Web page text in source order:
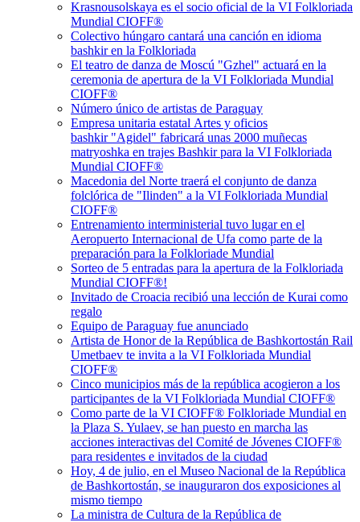
Krasnousolskaya es el socio oficial de la VI Folkloriada
Mundial CIOFF®
Colectivo húngaro cantará una canción en idioma
bashkir en la Folkloriada
El teatro de danza de Moscú "Gzhel" actuará en la
ceremonia de apertura de la VI Folkloriada Mundial
CIOFF®
Número único de artistas de Paraguay
Empresa unitaria estatal Artes y oficios
bashkir "Agidel" fabricará unas 2000 muñecas
matryoshka en trajes Bashkir para la VI Folkloriada
Mundial CIOFF®
Macedonia del Norte traerá el conjunto de danza
folclórica de "Ilinden" a la VI Folkloriada Mundial
CIOFF®
Entrenamiento interministerial tuvo lugar en el
Aeropuerto Internacional de Ufa como parte de la
preparación para la Folkloriade Mundial
Sorteo de 5 entradas para la apertura de la Folkloriada
Mundial CIOFF®️!
Invitado de Croacia recibió una lección de Kurai como
regalo
Equipo de Paraguay fue anunciado
Artista de Honor de la República de Bashkortostán Rail
Umetbaev te invita a la VI Folkloriada Mundial
CIOFF®️
Cinco municipios más de la república acogieron a los
participantes de la VI Folkloriada Mundial CIOFF®️
Como parte de la VI CIOFF®️ Folkloriade Mundial en
la Plaza S. Yulaev, se han puesto en marcha las
acciones interactivas del Comité de Jóvenes CIOFF®️
para residentes e invitados de la ciudad
Hoy, 4 de julio, en el Museo Nacional de la República
de Bashkortostán, se inauguraron dos exposiciones al
mismo tiempo
La ministra de Cultura de la República de